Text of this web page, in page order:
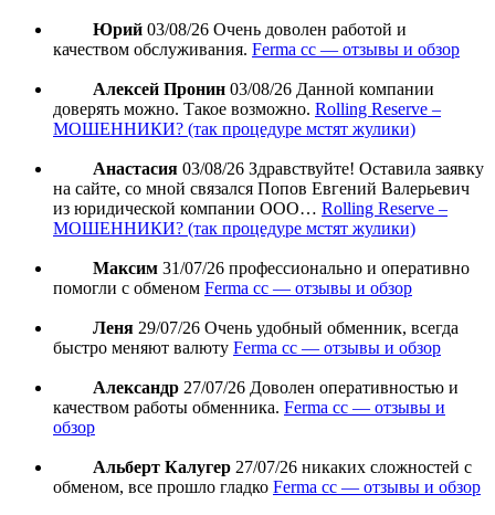
Юрий 03/08/26 Очень доволен работой и
качеством обслуживания. Ferma cc — отзывы и обзор
Алексей Пронин 03/08/26 Данной компании
доверять можно. Такое возможно. Rolling Reserve –
МОШЕННИКИ? (так процедуре мстят жулики)
Анастасия 03/08/26 Здравствуйте! Оставила заявку
на сайте, со мной связался Попов Евгений Валерьевич
из юридической компании ООО… Rolling Reserve –
МОШЕННИКИ? (так процедуре мстят жулики)
Максим 31/07/26 профессионально и оперативно
помогли с обменом Ferma cc — отзывы и обзор
Леня 29/07/26 Очень удобный обменник, всегда
быстро меняют валюту Ferma cc — отзывы и обзор
Александр 27/07/26 Доволен оперативностью и
качеством работы обменника. Ferma cc — отзывы и
обзор
Альберт Калугер 27/07/26 никаких сложностей с
обменом, все прошло гладко Ferma cc — отзывы и обзор